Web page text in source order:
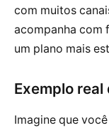
com muitos
acompanha com
um plano mais
Exemplo
Imagine que